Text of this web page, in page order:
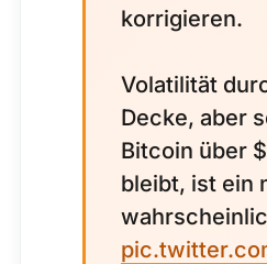
korrigieren.
Volatilität
Decke, aber
Bitcoin über
bleibt, ist ein